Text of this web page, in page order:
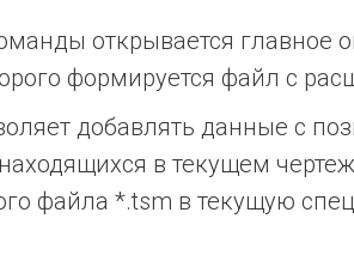
открывается главное
формируется файл с
добавлять данные с
в текущем
файла *.tsm в текущую